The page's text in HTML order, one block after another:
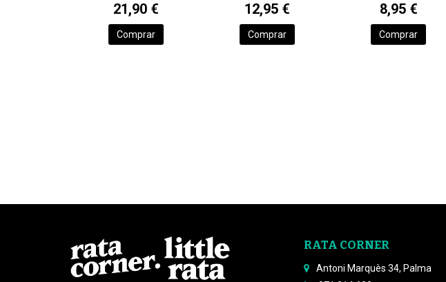
21,90 €
Comprar
12,95 €
Comprar
8,95 €
Comprar
RATA CORNER
Antoni Marquès 34, Palma